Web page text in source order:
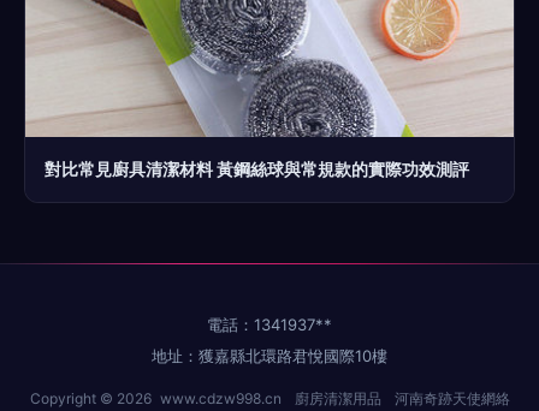
對比常見廚具清潔材料 黃鋼絲球與常規款的實際功效測評
電話：1341937**
地址：獲嘉縣北環路君悅國際10樓
Copyright © 2026 www.cdzw998.cn 廚房清潔用品
河南奇跡天使網絡